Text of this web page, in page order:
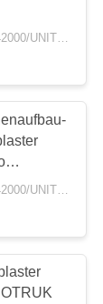
USD38000-USD42000/UNIT)negotiation MOQ:1 EINHEIT
* 2300 *
USD40000-USD42000/UNIT)negotiation MOQ:1 EINHEIT